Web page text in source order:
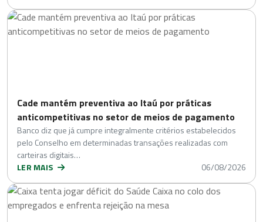
Cade mantém preventiva ao Itaú por práticas
anticompetitivas no setor de meios de pagamento
Banco diz que já cumpre integralmente critérios estabelecidos
pelo Conselho em determinadas transações realizadas com
carteiras digitais…
LER MAIS
06/08/2026